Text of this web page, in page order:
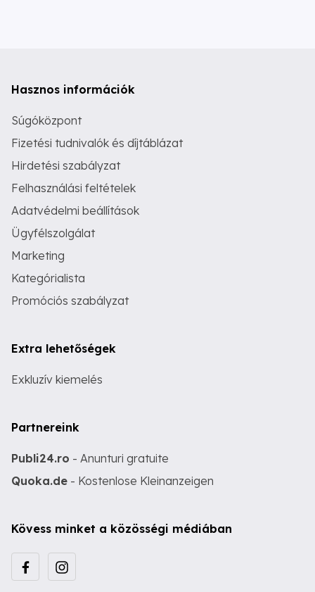
Hasznos információk
Súgóközpont
Fizetési tudnivalók és díjtáblázat
Hirdetési szabályzat
Felhasználási feltételek
Adatvédelmi beállítások
Ügyfélszolgálat
Marketing
Kategórialista
Promóciós szabályzat
Extra lehetőségek
Exkluzív kiemelés
Partnereink
Publi24.ro - Anunturi gratuite
Quoka.de - Kostenlose Kleinanzeigen
Kövess minket a közösségi médiában